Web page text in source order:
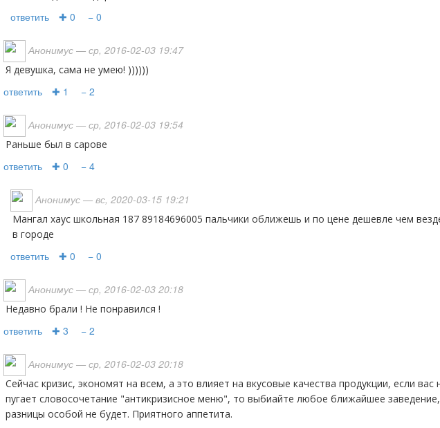
ответить ✚ 0 − 0
Анонимус — ср, 2016-02-03 19:47
Я девушка, сама не умею! ))))))
ответить ✚ 1 − 2
Анонимус — ср, 2016-02-03 19:54
Раньше был в сарове
ответить ✚ 0 − 4
Анонимус — вс, 2020-03-15 19:21
Мангал хаус школьная 187 89184696005 пальчики оближешь и по цене дешевле чем везде
в городе
ответить ✚ 0 − 0
Анонимус — ср, 2016-02-03 20:18
Недавно брали ! Не понравился !
ответить ✚ 3 − 2
Анонимус — ср, 2016-02-03 20:18
Сейчас кризис, экономят на всем, а это влияет на вкусовые качества продукции, если вас не
пугает словосочетание "антикризисное меню", то выбиайте любое ближайшее заведение,
разницы особой не будет. Приятного аппетита.